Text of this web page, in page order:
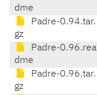
dme
Padre-0.94.tar.
gz
Padre-0.96.rea
dme
Padre-0.96.tar.
gz